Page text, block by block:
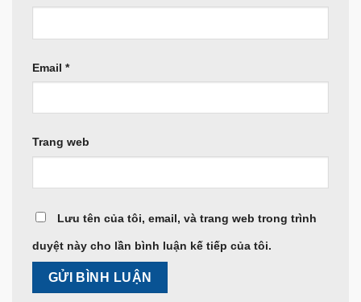
Email *
Trang web
Lưu tên của tôi, email, và trang web trong trình
duyệt này cho lần bình luận kế tiếp của tôi.